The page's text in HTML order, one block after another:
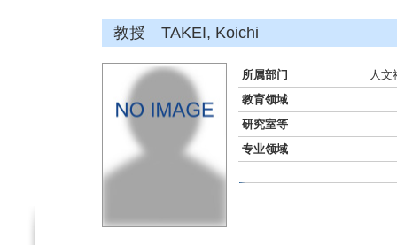
教授 TAKEI, Koichi
所属部门
人文
教育领域
研究室等
专业领域